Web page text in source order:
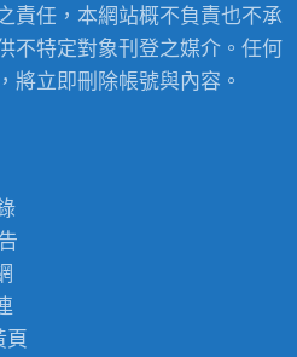
責任，本網站概不負責也不承
不特定對象刊登之媒介。任何
將立即刪除帳號與內容。
頁